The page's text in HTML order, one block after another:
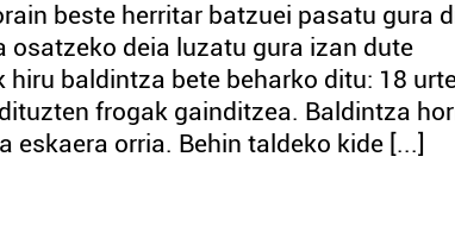
beste herritar batzuei pasatu gura
osatzeko deia luzatu gura izan dute
baldintza bete beharko ditu: 18
frogak gainditzea. Baldintza
eskaera orria. Behin taldeko kide [...]